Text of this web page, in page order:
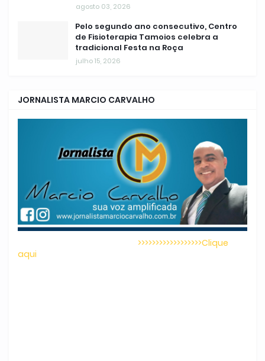
agosto 03, 2026
Pelo segundo ano consecutivo, Centro
de Fisioterapia Tamoios celebra a
tradicional Festa na Roça
julho 15, 2026
JORNALISTA MARCIO CARVALHO
>>>>>>>>>>>>>>>>>>Clique
aqui